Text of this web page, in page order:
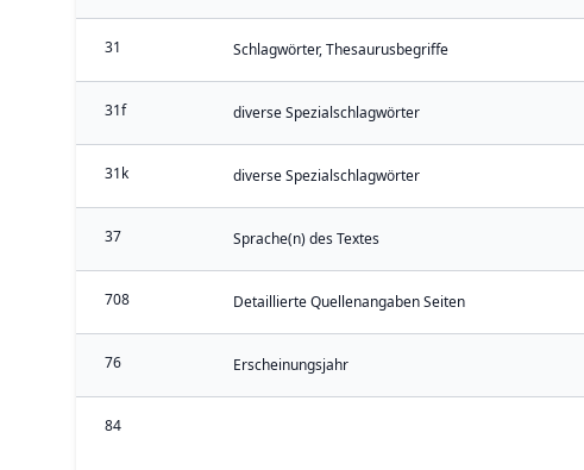
31 Schlagwörter, Thesaurusbegriffe
31f diverse Spezialschlagwörter
31k diverse Spezialschlagwörter
37 Sprache(n) des Textes
708 Detaillierte Quellenangaben Seiten
76 Erscheinungsjahr
84